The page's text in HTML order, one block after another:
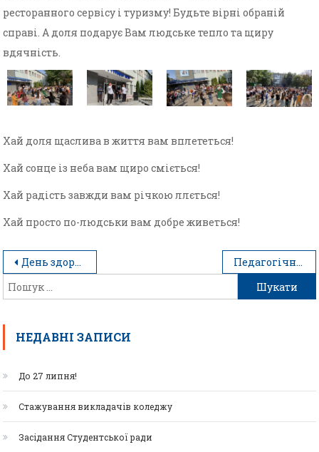
ресторанного сервісу і туризму! Будьте вірні обраній
справі. А доля подарує Вам людське тепло та щиру
вдячність.
Хай доля щаслива в життя вам вплететься!
Хай сонце із неба вам щиро сміється!
Хай радість завжди вам річкою ллється!
Хай просто по-людськи вам добре живеться!
День здоров’я та спорту Педагогічна газета №10 (вересень, 2021)
НЕДАВНІ ЗАПИСИ
До 27 липня!
Стажування викладачів коледжу
Засідання Студентської ради